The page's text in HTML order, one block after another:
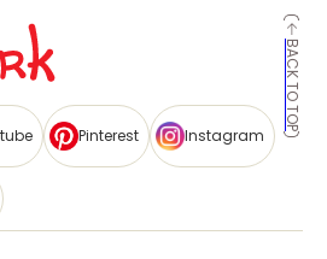
BACK TO TOP
Pinterest Instagram